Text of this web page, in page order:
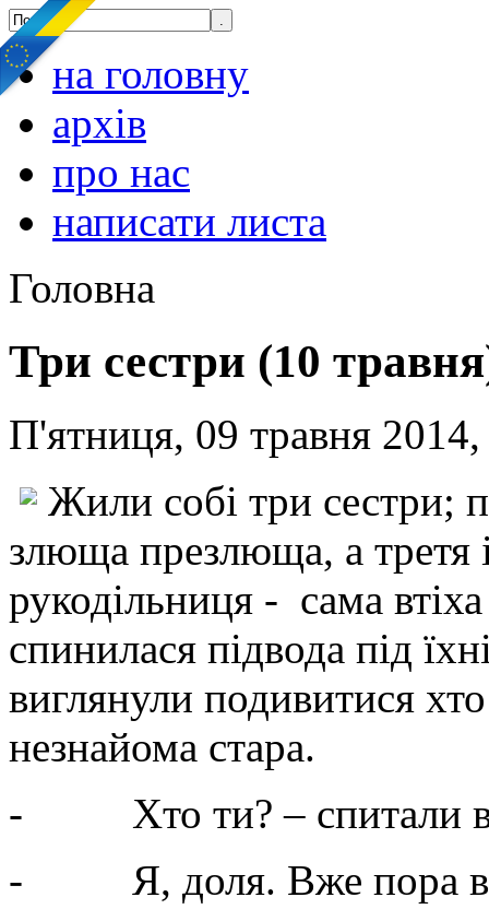
на головну
архів
про нас
написати листа
Головна
Три сестри (10
П'ятниця, 09 травня
Жили собі три сестри;
злюща презлюща, а третя
рукодільниця - сама
спинилася підвода під
виглянули подивитися
незнайома стара.
- Хто ти? – спитали
- Я, доля. Вже пора